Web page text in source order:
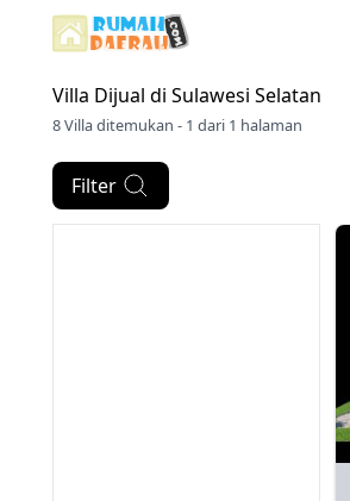
Villa Dijual di Sulawesi Selatan
8 Villa ditemukan - 1 dari 1 halaman
Filter